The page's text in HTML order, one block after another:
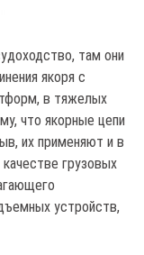
там они
якоря с
в тяжелых
что якорные цепи
их применяют и в
грузовых
устройств,